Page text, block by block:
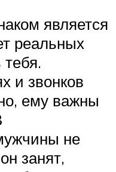
является
реальных
тебя.
и звонков
ему важны
не
занят,